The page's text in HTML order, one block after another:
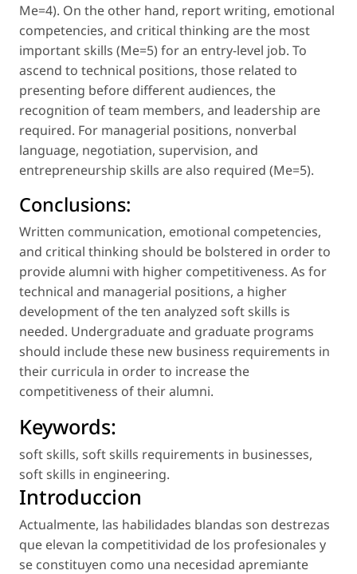
Me=4). On the other hand, report writing, emotional
competencies, and critical thinking are the most
important skills (Me=5) for an entry-level job. To
ascend to technical positions, those related to
presenting before different audiences, the
recognition of team members, and leadership are
required. For managerial positions, nonverbal
language, negotiation, supervision, and
entrepreneurship skills are also required (Me=5).
Conclusions:
Written communication, emotional competencies,
and critical thinking should be bolstered in order to
provide alumni with higher competitiveness. As for
technical and managerial positions, a higher
development of the ten analyzed soft skills is
needed. Undergraduate and graduate programs
should include these new business requirements in
their curricula in order to increase the
competitiveness of their alumni.
Keywords:
soft skills, soft skills requirements in businesses,
soft skills in engineering.
Introduccion
Actualmente, las habilidades blandas son destrezas
que elevan la competitividad de los profesionales y
se constituyen como una necesidad apremiante